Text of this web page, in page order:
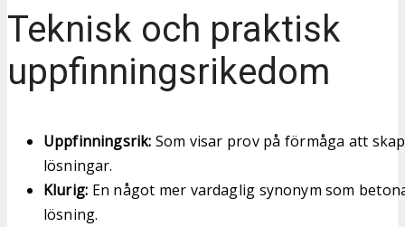
Teknisk och praktisk
uppfinningsrikedom
Uppfinningsrik: Som visar prov på förmåga att
lösningar.
Klurig: En något mer vardaglig synonym som
lösning.